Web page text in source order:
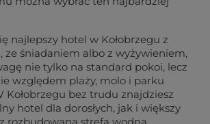
najlepszy hotel w Kołobrzegu z
ze śniadaniem albo z wyżywieniem,
nie tylko na standard pokoi, lecz
względem plaży, molo i parku
Kołobrzegu bez trudu znajdziesz
hotel dla dorosłych, jak i większy